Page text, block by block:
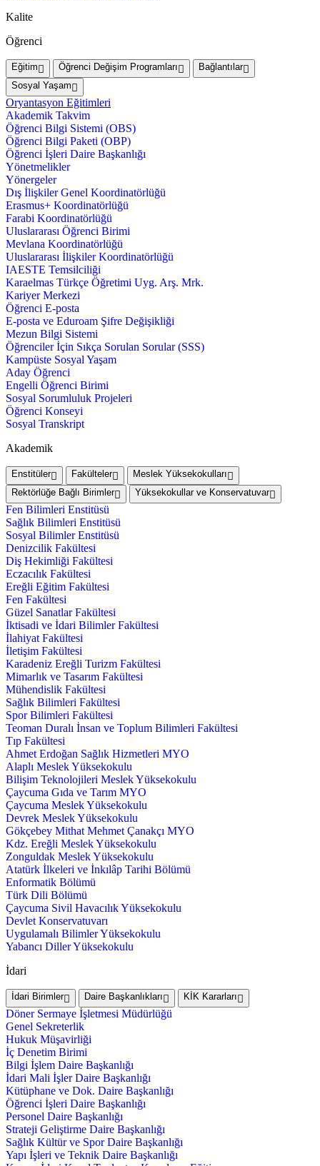
Kalite
Öğrenci
Eğitim Öğrenci Değişim Programları
Bağlantılar
Sosyal Yaşam
Oryantasyon Eğitimleri
Akademik Takvim
Öğrenci Bilgi Sistemi (OBS)
Öğrenci Bilgi Paketi (OBP)
Öğrenci İşleri Daire Başkanlığı
Yönetmelikler
Yönergeler
Dış İlişkiler Genel Koordinatörlüğü
Erasmus+ Koordinatörlüğü
Farabi Koordinatörlüğü
Uluslararası Öğrenci Birimi
Mevlana Koordinatörlüğü
Uluslararası İlişkiler Koordinatörlüğü
IAESTE Temsilciliği
Karaelmas Türkçe Öğretimi Uyg. Arş. Mrk.
Kariyer Merkezi
Öğrenci E-posta
E-posta ve Eduroam Şifre Değişikliği
Mezun Bilgi Sistemi
Öğrenciler İçin Sıkça Sorulan Sorular (SSS)
Kampüste Sosyal Yaşam
Aday Öğrenci
Engelli Öğrenci Birimi
Sosyal Sorumluluk Projeleri
Öğrenci Konseyi
Sosyal Transkript
Akademik
Enstitüler Fakülteler
Meslek Yüksekokulları
Rektörlüğe Bağlı Birimler
Yüksekokullar ve Konservatuvar
Fen Bilimleri Enstitüsü
Sağlık Bilimleri Enstitüsü
Sosyal Bilimler Enstitüsü
Denizcilik Fakültesi
Diş Hekimliği Fakültesi
Eczacılık Fakültesi
Ereğli Eğitim Fakültesi
Fen Fakültesi
Güzel Sanatlar Fakültesi
İktisadi ve İdari Bilimler Fakültesi
İlahiyat Fakültesi
İletişim Fakültesi
Karadeniz Ereğli Turizm Fakültesi
Mimarlık ve Tasarım Fakültesi
Mühendislik Fakültesi
Sağlık Bilimleri Fakültesi
Spor Bilimleri Fakültesi
Teoman Duralı İnsan ve Toplum Bilimleri Fakültesi
Tıp Fakültesi
Ahmet Erdoğan Sağlık Hizmetleri MYO
Alaplı Meslek Yüksekokulu
Bilişim Teknolojileri Meslek Yüksekokulu
Çaycuma Gıda ve Tarım MYO
Çaycuma Meslek Yüksekokulu
Devrek Meslek Yüksekokulu
Gökçebey Mithat Mehmet Çanakçı MYO
Kdz. Ereğli Meslek Yüksekokulu
Zonguldak Meslek Yüksekokulu
Atatürk İlkeleri ve İnkılâp Tarihi Bölümü
Enformatik Bölümü
Türk Dili Bölümü
Çaycuma Sivil Havacılık Yüksekokulu
Devlet Konservatuvarı
Uygulamalı Bilimler Yüksekokulu
Yabancı Diller Yüksekokulu
İdari
İdari Birimler Daire Başkanlıkları KİK Kararları
Döner Sermaye İşletmesi Müdürlüğü
Genel Sekreterlik
Hukuk Müşavirliği
İç Denetim Birimi
Bilgi İşlem Daire Başkanlığı
İdari Mali İşler Daire Başkanlığı
Kütüphane ve Dok. Daire Başkanlığı
Öğrenci İşleri Daire Başkanlığı
Personel Daire Başkanlığı
Strateji Geliştirme Daire Başkanlığı
Sağlık Kültür ve Spor Daire Başkanlığı
Yapı İşleri ve Teknik Daire Başkanlığı